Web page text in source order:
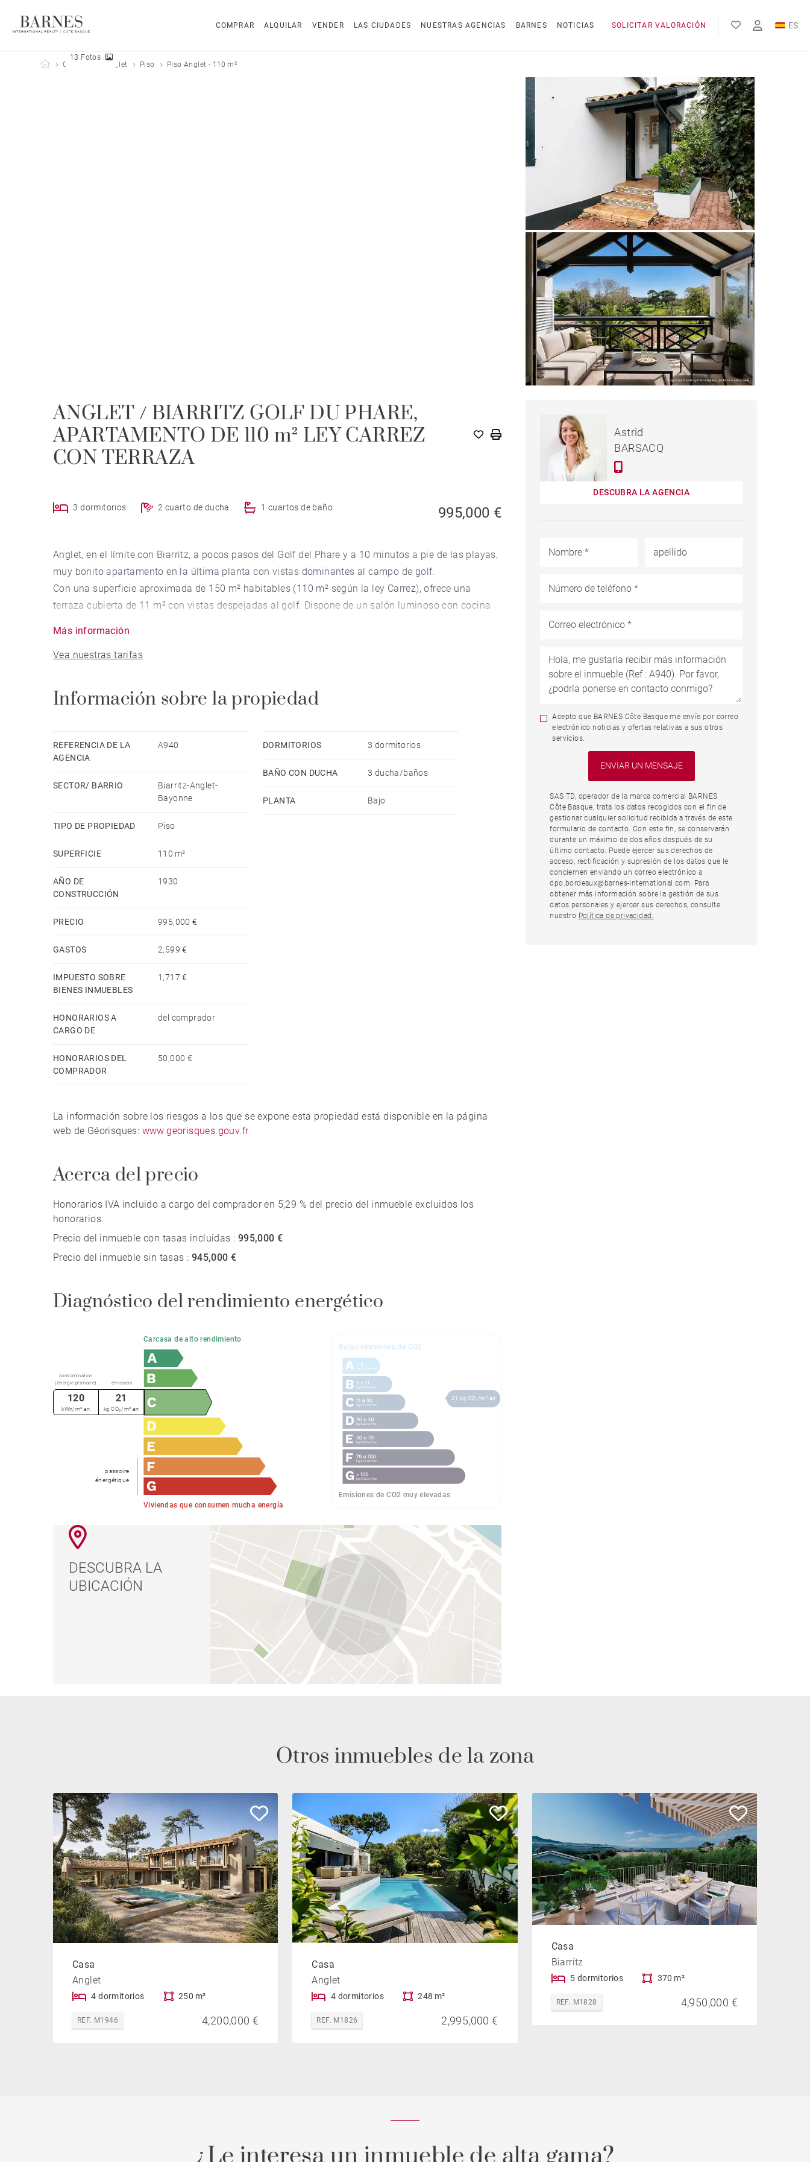
COMPRAR ALQUILAR VENDER LAS CIUDADES NUESTRAS AGENCIAS BARNES NOTICIAS SOLICITAR VALORACIÓN ES
EN
Barnes Côte Basque
Comprar Anglet Piso Piso Anglet - 110 m²
13 Fotos
ANGLET / BIARRITZ GOLF DU PHARE,
APARTAMENTO DE 110 m² LEY CARREZ
CON TERRAZA
3 dormitorios 2 cuarto de ducha 1 cuartos de baño 995,000 €
Anglet, en el límite con Biarritz, a pocos pasos del Golf del Phare y a 10 minutos a pie de las playas,
muy bonito apartamento en la última planta con vistas dominantes al campo de golf.
Con una superficie aproximada de 150 m² habitables (110 m² según la ley Carrez), ofrece una
terraza cubierta de 11 m² con vistas despejadas al golf. Dispone de un salón luminoso con cocina
ubicación privilegiada. Comercios y playas a pie.
Más información
Vea nuestras tarifas
Información sobre la propiedad
REFERENCIA DE LA
AGENCIA
A940
SECTOR/ BARRIO
Biarritz-Anglet-
Bayonne
TIPO DE PROPIEDAD Piso
SUPERFICIE 110 m²
AÑO DE
CONSTRUCCIÓN
1930
PRECIO 995,000 €
GASTOS 2,599 €
IMPUESTO SOBRE
BIENES INMUEBLES
1,717 €
HONORARIOS A
CARGO DE
del comprador
HONORARIOS DEL
COMPRADOR
50,000 €
DORMITORIOS 3 dormitorios
BAÑO CON DUCHA 3 ducha/baños
PLANTA Bajo
La información sobre los riesgos a los que se expone esta propiedad está disponible en la página
web de Géorisques: www.georisques.gouv.fr
Acerca del precio
Honorarios IVA incluido a cargo del comprador en 5,29 % del precio del inmueble excluidos los
honorarios.
Precio del inmueble con tasas incluidas : 995,000 €
Precio del inmueble sin tasas : 945,000 €
Diagnóstico del rendimiento energético
Carcasa de alto rendimiento
Viviendas que consumen mucha energía
passoire
énergétique
consommation
(énergie primaire)
émission
120
kWh/m².an
21
kg CO₂/m².an
Bajas emisiones de CO2
Emisiones de CO2 muy elevadas
21 kg CO₂/m².an
DESCUBRA LA
UBICACIÓN
PISO ANGLET - 110 M²
Astrid
BARSACQ
DESCUBRA LA AGENCIA
Acepto que BARNES Côte Basque me envíe por correo
electrónico noticias y ofertas relativas a sus otros
servicios.
SAS TD, operador de la marca comercial BARNES
Côte Basque, trata los datos recogidos con el fin de
gestionar cualquier solicitud recibida a través de este
formulario de contacto. Con este fin, se conservarán
durante un máximo de dos años después de su
último contacto. Puede ejercer sus derechos de
acceso, rectificación y supresión de los datos que le
conciernen enviando un correo electrónico a
dpo.bordeaux@barnes-international.com. Para
obtener más información sobre la gestión de sus
datos personales y ejercer sus derechos, consulte
nuestro Política de privacidad.
Otros inmuebles de la zona
Casa
Anglet
4 dormitorios 250 m²
REF. M1946 4,200,000 €
Casa
Anglet
4 dormitorios 248 m²
REF. M1826 2,995,000 €
Casa
Biarritz
5 dormitorios 370 m²
REF. M1828 4,950,000 €